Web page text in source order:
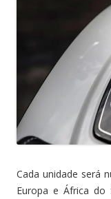
Cada unidade será
Europa e África